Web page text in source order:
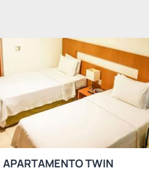
APARTAMENTO TWIN